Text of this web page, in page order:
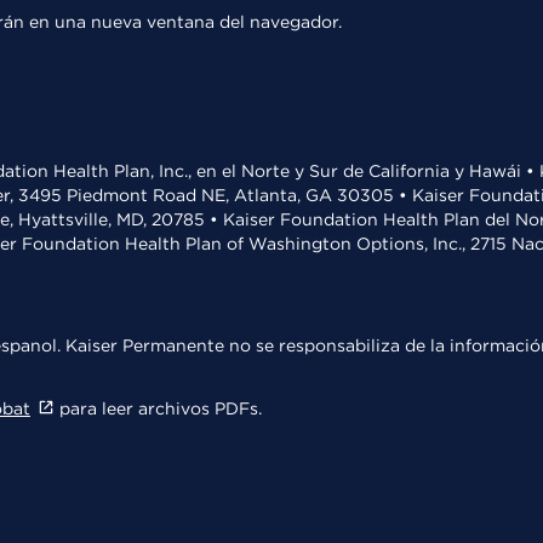
en una nueva ventana del navegador.
Health Plan, Inc., en el Norte y Sur de California y Hawái
3495 Piedmont Road NE, Atlanta, GA 30305 • Kaiser
Hyattsville, MD, 20785 • Kaiser Foundation Health Plan del
Foundation Health Plan of Washington Options, Inc., 2715
Kaiser Permanente no se responsabiliza de la
para leer archivos PDFs.